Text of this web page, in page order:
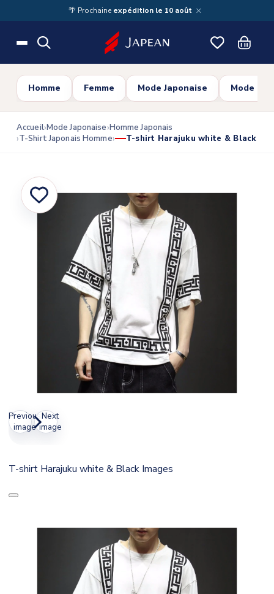
Skip to main content🌴 Prochaine expédition le 10 août ×
Homme Femme Mode Japonaise Mode
Accueil Mode Japonaise Homme Japonais
T-Shirt Japonais Homme
T-shirt Harajuku white & Black
Previous
image
Next
image
T-shirt Harajuku white & Black Images